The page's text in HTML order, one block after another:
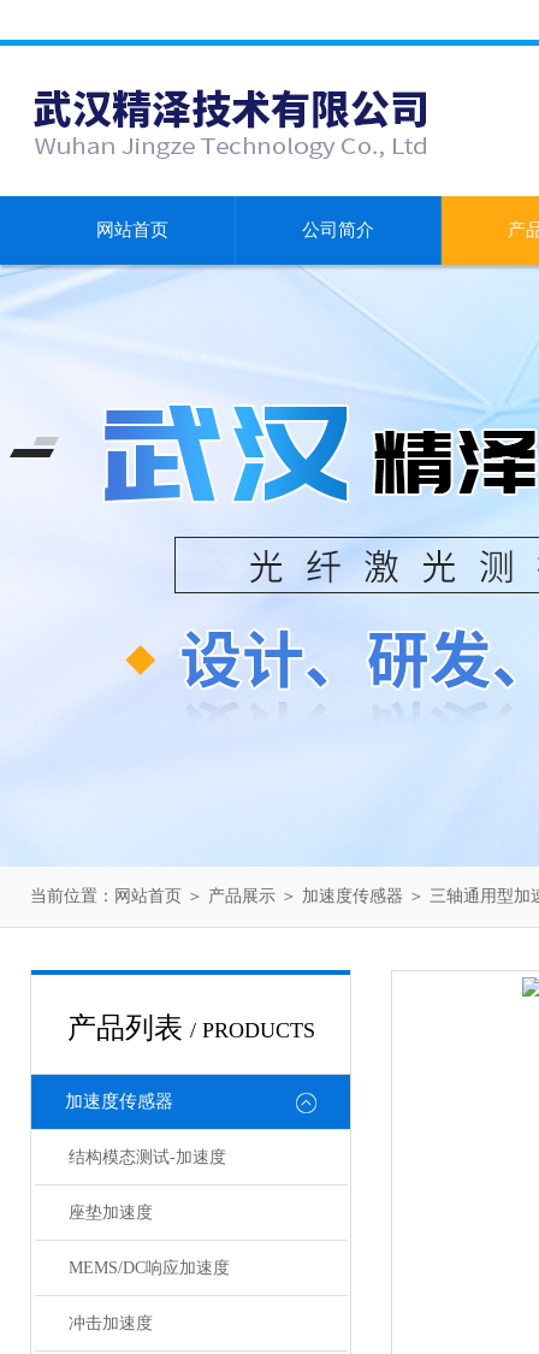
网站首页 公司简介 产
当前位置： 网站首页 ＞ 产品展示 ＞ 加速度传感器 ＞ 三轴通用型加
产品列表 / PRODUCTS
加速度传感器
结构模态测试-加速度
座垫加速度
MEMS/DC响应加速度
冲击加速度